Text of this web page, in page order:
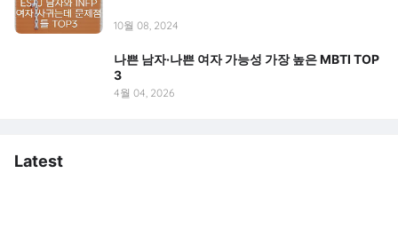
10월 08, 2024
나쁜 남자·나쁜 여자 가능성 가장 높은 MBTI TOP
3
4월 04, 2026
Latest